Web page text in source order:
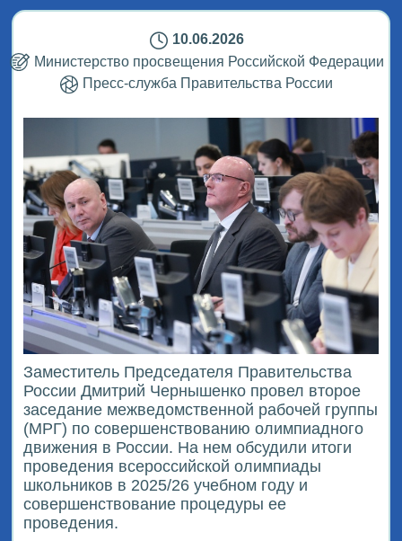
10.06.2026
Министерство просвещения Российской Федерации
Пресс-служба Правительства России
Заместитель Председателя Правительства
России Дмитрий Чернышенко провел второе
заседание межведомственной рабочей группы
(МРГ) по совершенствованию олимпиадного
движения в России. На нем обсудили итоги
проведения всероссийской олимпиады
школьников в 2025/26 учебном году и
совершенствование процедуры ее
проведения.